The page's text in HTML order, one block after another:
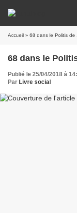
Accueil » 68 dans le Politis de
68 dans le
Publié le 25/04/2018 à
Par Livre social